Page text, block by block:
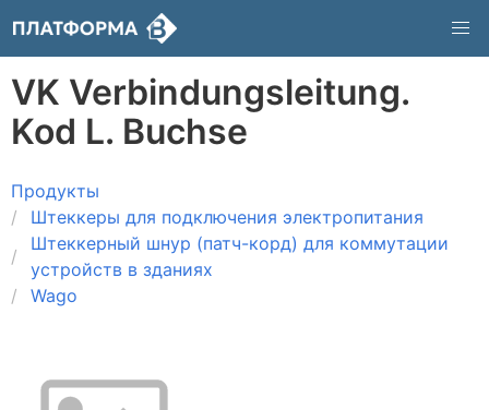
VK Verbindungsleitung.
Kod L. Buchse
Продукты
Штеккеры для подключения электропитания
Штеккерный шнур (патч-корд) для коммутации
устройств в зданиях
Wago